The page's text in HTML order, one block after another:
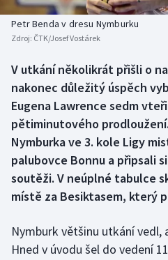
Biatlon
Box
Curling
Dostihy
Florbal
Golf
Aplikace ČT sport
Petr Benda v dresu Nymburku
Zdroj: ČTK/Josef Vostárek
V utkání několikrát přišli o
nakonec důležitý úspěch
Eugena Lawrence sedm
pětiminutového
Nymburka ve 3. kole Ligy
palubovce Bonnu a připsali
soutěži. V neúplné tabulce
místě za Besiktasem, který
Nymburk většinu utkání vedl,
Hned v úvodu šel do vedení